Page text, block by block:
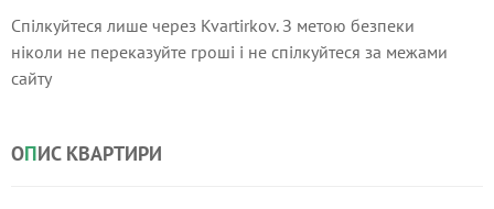
Спілкуйтеся лише через Kvartirkov. З метою безпеки
ніколи не переказуйте гроші і не спілкуйтеся за межами
сайту
ОПИС КВАРТИРИ